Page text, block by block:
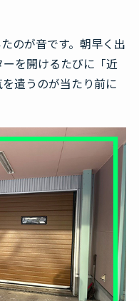
のが音です。朝早く出
を開けるたびに「近
遣うのが当たり前に